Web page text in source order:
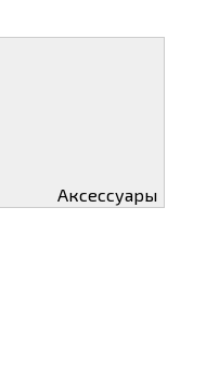
Аксессуары